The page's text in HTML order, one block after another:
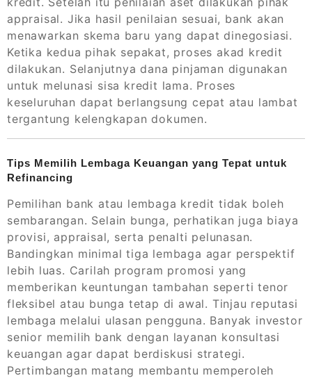
appraisal. Jika hasil penilaian sesuai, bank akan
menawarkan skema baru yang dapat dinegosiasi.
Ketika kedua pihak sepakat, proses akad kredit
dilakukan. Selanjutnya dana pinjaman digunakan
untuk melunasi sisa kredit lama. Proses
keseluruhan dapat berlangsung cepat atau lambat
tergantung kelengkapan dokumen.
Tips Memilih Lembaga Keuangan yang Tepat untuk
Refinancing
Pemilihan bank atau lembaga kredit tidak boleh
sembarangan. Selain bunga, perhatikan juga biaya
provisi, appraisal, serta penalti pelunasan.
Bandingkan minimal tiga lembaga agar perspektif
lebih luas. Carilah program promosi yang
memberikan keuntungan tambahan seperti tenor
fleksibel atau bunga tetap di awal. Tinjau reputasi
lembaga melalui ulasan pengguna. Banyak investor
senior memilih bank dengan layanan konsultasi
keuangan agar dapat berdiskusi strategi.
Pertimbangan matang membantu memperoleh